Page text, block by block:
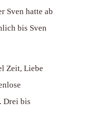
Sven hatte ab
bis Sven
Zeit, Liebe
Drei bis